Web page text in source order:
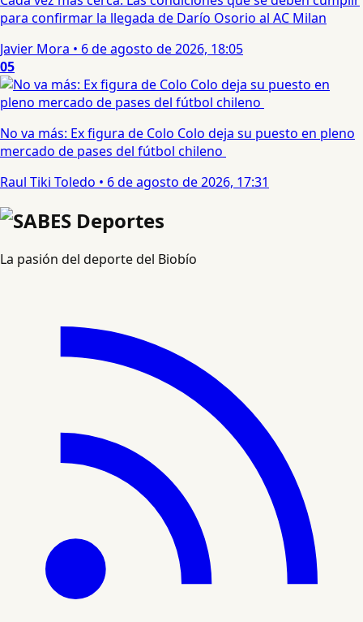
para confirmar la llegada de Darío Osorio al AC Milan
Javier Mora • 6 de agosto de 2026, 18:05
05
No va más: Ex figura de Colo Colo deja su puesto en pleno
mercado de pases del fútbol chileno
Raul Tiki Toledo • 6 de agosto de 2026, 17:31
La pasión del deporte del Biobío